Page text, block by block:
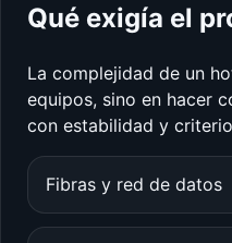
Qué exigía el
La complejidad de un
equipos, sino en hacer
con estabilidad y
Fibras y red de datos